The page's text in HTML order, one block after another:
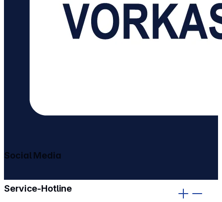
Service-Hotline
Social Media